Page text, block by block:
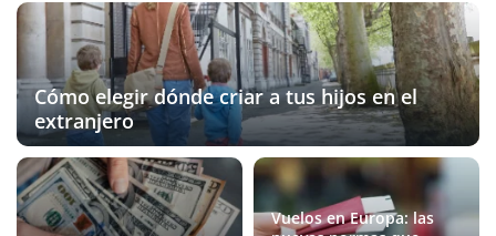
Cómo elegir dónde criar a tus hijos en el
extranjero
Vuelos en Europa: las